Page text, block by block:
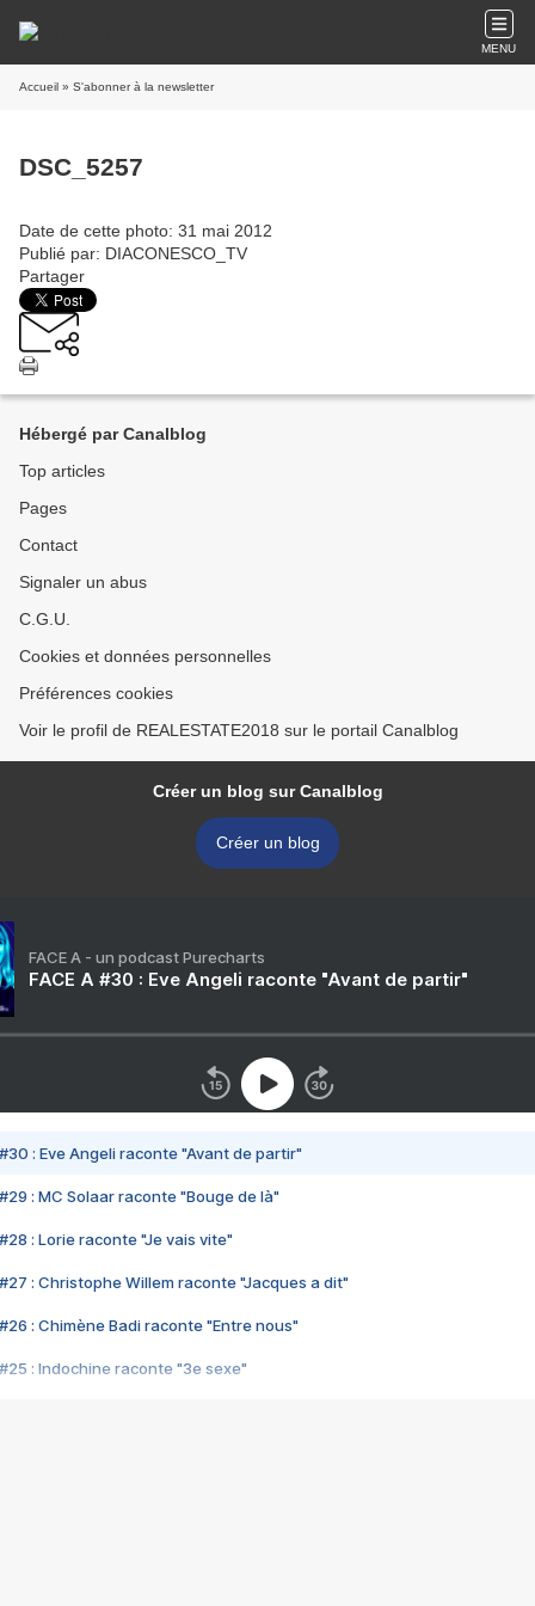
MENU
Accueil » S'abonner à la newsletter
DSC_5257
Date de cette photo: 31 mai 2012
Publié par: DIACONESCO_TV
Partager
Hébergé par Canalblog
Top articles
Pages
Contact
Signaler un abus
C.G.U.
Cookies et données personnelles
Préférences cookies
Voir le profil de REALESTATE2018 sur le portail Canalblog
Créer un blog sur Canalblog
Créer un blog
FACE A - un podcast Purecharts
FACE A #30 : Eve Angeli raconte "Avant de partir"
#30 : Eve Angeli raconte "Avant de partir"
#29 : MC Solaar raconte "Bouge de là"
#28 : Lorie raconte "Je vais vite"
#27 : Christophe Willem raconte "Jacques a dit"
#26 : Chimène Badi raconte "Entre nous"
#25 : Indochine raconte "3e sexe"